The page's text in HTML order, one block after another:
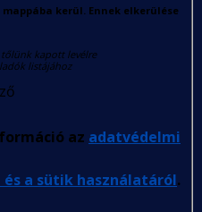
kerül. Ennek elkerülése
kapott levélre
listájához
az adatvédelmi
a sütik használatáról.